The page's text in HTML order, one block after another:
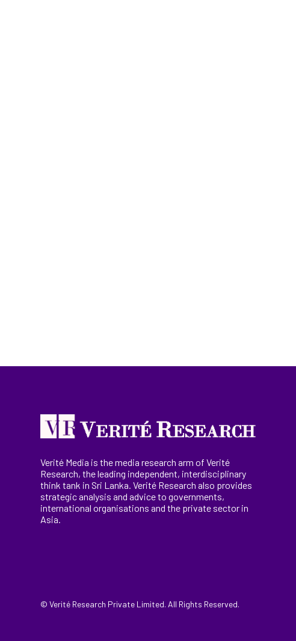
Verité Media is the media research arm of Verité
Research, theleading independent, interdisciplinary
think tank in Sri Lanka. Verité Research also provides
strategic analysis and advice to governments,
internationalorganisations and the private sector in
Asia.
© Verité Research Private Limited. All Rights Reserved.